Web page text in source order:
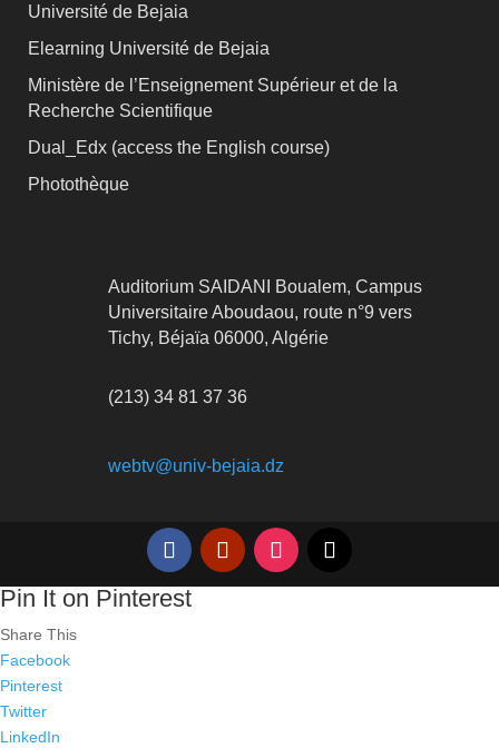
Université de Bejaia
Elearning Université de Bejaia
Ministère de l’Enseignement Supérieur et de la
Recherche Scientifique
Dual_Edx (access the English course)
Photothèque
Auditorium SAIDANI Boualem, Campus
Universitaire Aboudaou, route n°9 vers
Tichy, Béjaïa 06000, Algérie
(213) 34 81 37 36
webtv@univ-bejaia.dz
Pin It on Pinterest
Share This
Facebook
Pinterest
Twitter
LinkedIn